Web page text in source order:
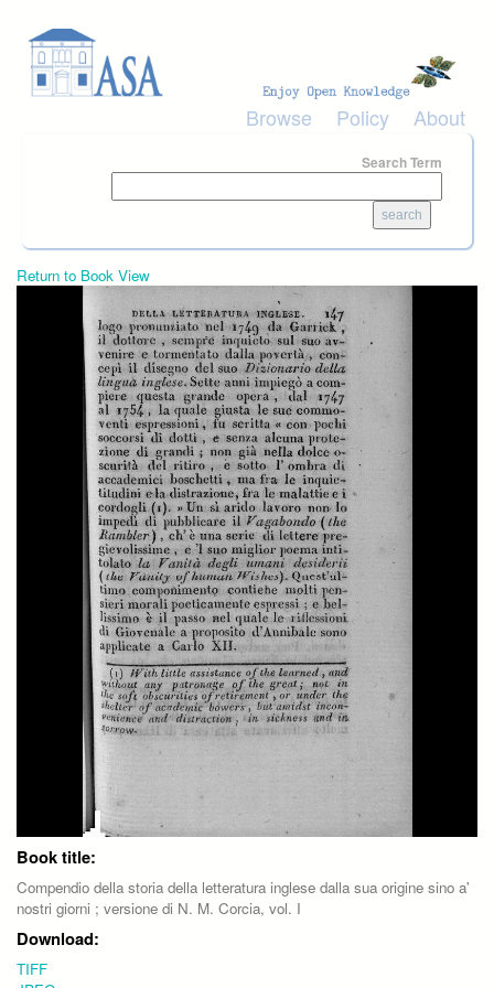
Browse Policy About
Search Term
Return to Book View
Book title:
Compendio della storia della letteratura inglese dalla sua origine sino a'
nostri giorni ; versione di N. M. Corcia, vol. I
Download:
TIFF